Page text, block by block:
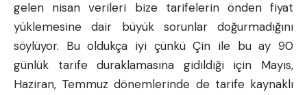
gelen nisan verileri bize tarifelerin önden fiyat
yüklemesine dair büyük sorunlar doğurmadığını
söylüyor. Bu oldukça iyi çünkü Çin ile bu ay 90
günlük tarife duraklamasına gidildiği için Mayıs,
Haziran, Temmuz dönemlerinde de tarife kaynaklı